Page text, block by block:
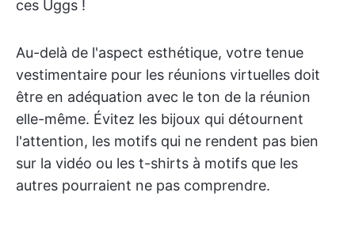
ces Uggs !
Au-delà de l'aspect esthétique, votre tenue
vestimentaire pour les réunions virtuelles doit
être en adéquation avec le ton de la réunion
elle-même. Évitez les bijoux qui détournent
l'attention, les motifs qui ne rendent pas bien
sur la vidéo ou les t-shirts à motifs que les
autres pourraient ne pas comprendre.